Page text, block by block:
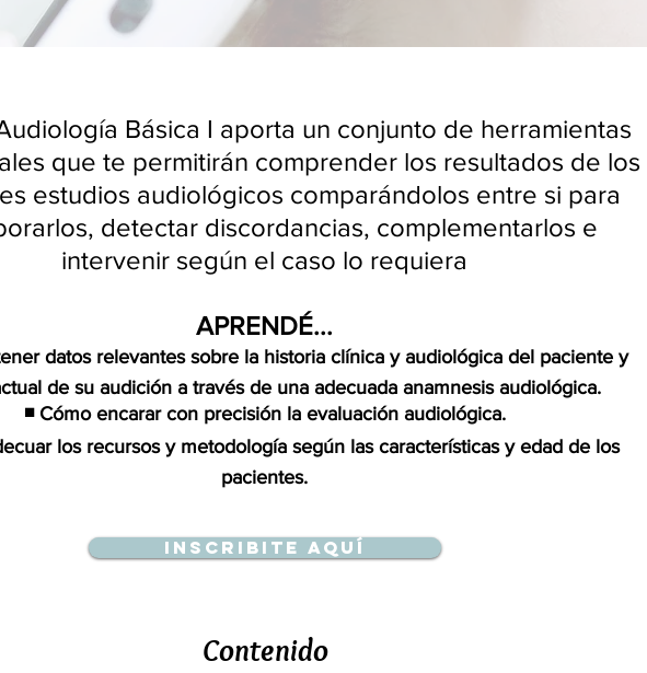
Básica I aporta un conjunto de herramientas
que te permitirán comprender los resultados de los
estudios audiológicos comparándolos entre si para
detectar discordancias, complementarlos e
intervenir según el caso lo requiera
APRENDÉ...
datos relevantes sobre la historia clínica y audiológica del paciente y
de su audi­ción a través de una adecuada anamnesis audiológica.
◾ Cómo encarar con precisión la evaluación audiológica.
los recursos y metodología según las características y edad de los
pacientes.
Inscribite aquí
Contenido